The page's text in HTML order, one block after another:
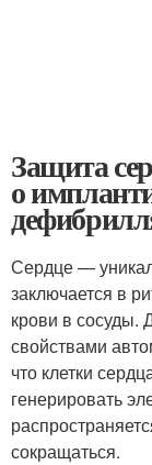
Защита
о
Сердце —
заключается в
крови в сосуды.
свойствами
что клетки
генерировать
сокращаться.